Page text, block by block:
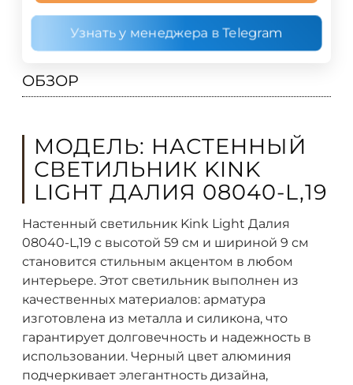
Узнать у менеджера в Telegram
ОБЗОР
МОДЕЛЬ: НАСТЕННЫЙ
СВЕТИЛЬНИК KINK
LIGHT ДАЛИЯ 08040-L,19
Настенный светильник Kink Light Далия
08040-L,19 с высотой 59 см и шириной 9 см
становится стильным акцентом в любом
интерьере. Этот светильник выполнен из
качественных материалов: арматура
изготовлена из металла и силикона, что
гарантирует долговечность и надежность в
использовании. Черный цвет алюминия
подчеркивает элегантность дизайна,